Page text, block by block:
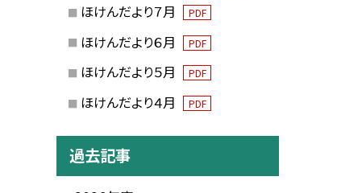
ほけんだより７月 PDF
ほけんだより６月 PDF
ほけんだより５月 PDF
ほけんだより４月 PDF
過去記事